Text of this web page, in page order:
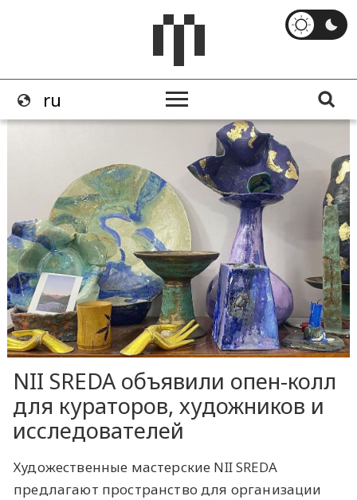
NII SREDA объявили опен-колл
для кураторов, художников и
исследователей
Художественные мастерские NII SREDA
предлагают пространство для организации